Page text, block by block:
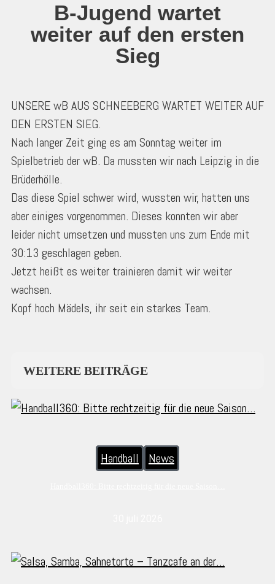
B-Jugend wartet
weiter auf den ersten
Sieg
UNSERE wB AUS SCHNEEBERG WARTET WEITER AUF
DEN ERSTEN SIEG.
Nach langer Zeit ging es am Sonntag weiter im
Spielbetrieb der wB. Da mussten wir nach Leipzig in die
Brüderhölle.
Das diese Spiel schwer wird, wussten wir, hatten uns
aber einiges vorgenommen. Dieses konnten wir aber
leider nicht umsetzen und mussten uns zum Ende mit
30:13 geschlagen geben.
Jetzt heißt es weiter trainieren damit wir weiter
wachsen.
Kopf hoch Mädels, ihr seit ein starkes Team.
WEITERE BEITRÄGE
Handball News